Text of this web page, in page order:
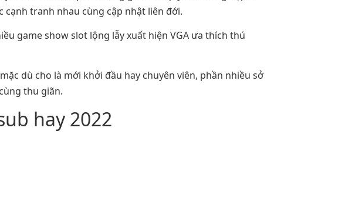
tranh nhau cùng cập nhật liên đới.
game show slot lộng lẫy xuất hiện VGA ưa thích thú
dù cho là mới khởi đầu hay chuyên viên, phần nhiều sở
thu giãn.
hay 2022